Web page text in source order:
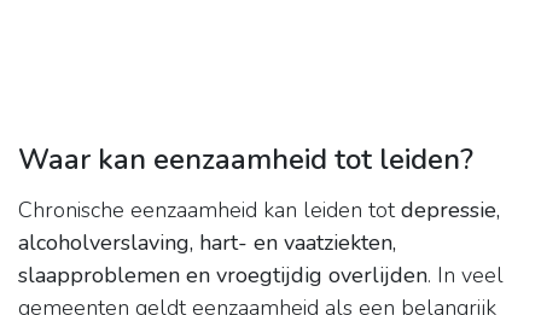
Waar kan eenzaamheid tot leiden?
Chronische eenzaamheid kan leiden totdepressie,
alcoholverslaving, hart- en vaatziekten,
slaapproblemen en vroegtijdig overlijden. In veel
gemeenten geldt eenzaamheid als een belangrijk